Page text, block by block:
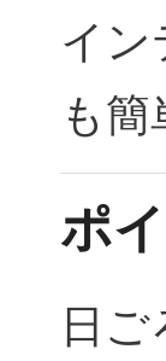
イ
も
ポ
日